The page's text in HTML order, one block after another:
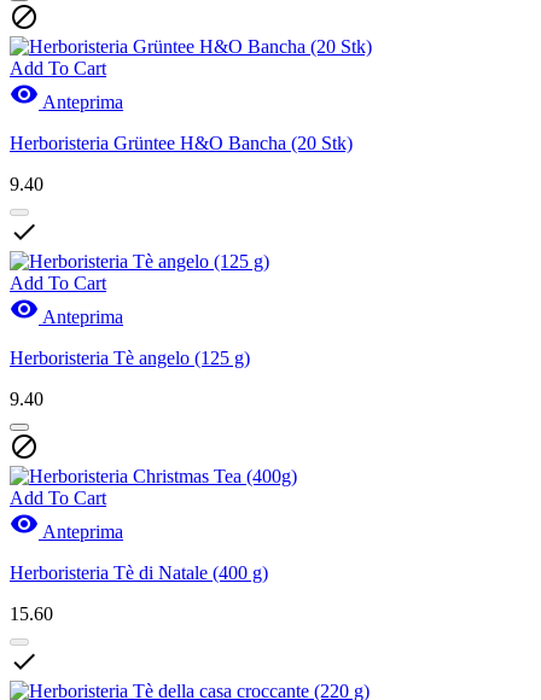

Add To Cart
 Anteprima
Herboristeria Grüntee H&O Bancha (20 Stk)
9.40

Add To Cart
 Anteprima
Herboristeria Tè angelo (125 g)
9.40

Add To Cart
 Anteprima
Herboristeria Tè di Natale (400 g)
15.60
